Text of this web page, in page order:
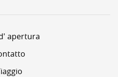
apertura